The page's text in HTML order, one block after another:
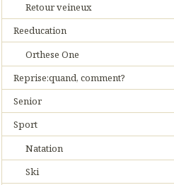
Retour veineux
Reeducation
Orthese One
Reprise:quand, comment?
Senior
Sport
Natation
Ski